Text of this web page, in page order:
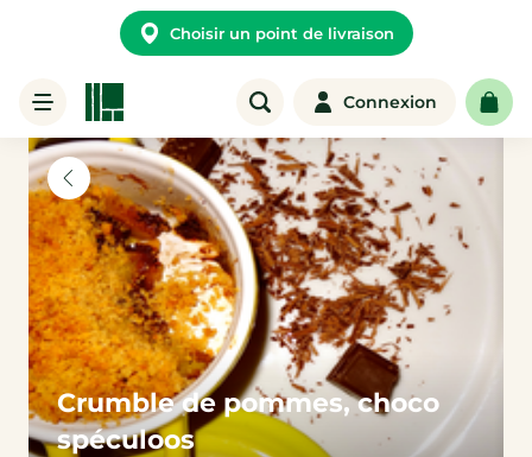
Choisir un point de livraison
Connexion
Crumble de pommes, choco
spéculoos